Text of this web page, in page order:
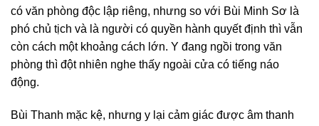
có văn phòng độc lập riêng, nhưng so với Bùi Minh Sơ là
phó chủ tịch và là người có quyền hành quyết định thì vẫn
còn cách một khoảng cách lớn. Y đang ngồi trong văn
phòng thì đột nhiên nghe thấy ngoài cửa có tiếng náo
động.
Bùi Thanh mặc kệ, nhưng y lại cảm giác được âm thanh